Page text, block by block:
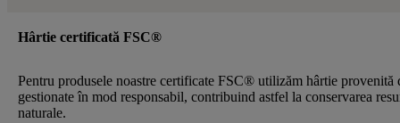
Hârtie certificată FSC®
Pentru produsele noastre certificate FSC® utilizăm hârtie provenită
gestionate în mod responsabil, contribuind astfel la conservarea
naturale.